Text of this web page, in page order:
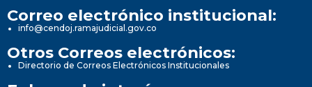
Correo electrónico institucional:
info@cendoj.ramajudicial.gov.co
Otros Correos electrónicos:
Directorio de Correos Electrónicos Institucionales